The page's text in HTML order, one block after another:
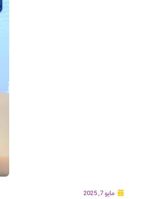
مايو 7, 2025